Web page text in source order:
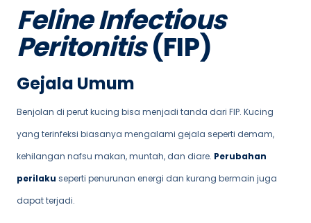
Feline Infectious
Peritonitis(FIP)
Gejala Umum
Benjolan di perut kucing bisa menjadi tanda dari FIP. Kucing
yang terinfeksi biasanya mengalami gejala seperti demam,
kehilangan nafsu makan, muntah, dan diare. Perubahan
perilaku seperti penurunan energi dan kurang bermain juga
dapat terjadi.